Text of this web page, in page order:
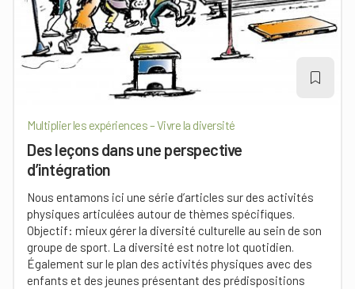
Multiplier les expériences – Vivre la diversité
Des leçons dans une perspective
d’intégration
Nous entamons ici une série d’articles sur des activités
physiques articulées autour de thèmes spécifiques.
Objectif: mieux gérer la diversité culturelle au sein de son
groupe de sport. La diversité est notre lot quotidien.
Également sur le plan des activités physiques avec des
enfants et des jeunes présentant des prédispositions